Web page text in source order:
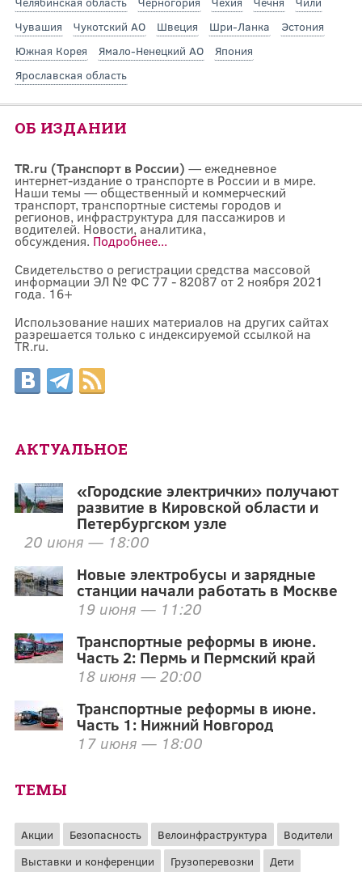
Чувашия
Чукотский АО Швеция Шри-Ланка
Эстония
Южная Корея
Ямало-Ненецкий АО
Япония
Ярославская область
ОБ ИЗДАНИИ
TR.ru (Транспорт в России) — ежедневное
интернет-издание о транспорте в России и в мире.
Наши темы — общественный и коммерческий
транспорт, транспортные системы городов и
регионов, инфраструктура для пассажиров и
водителей. Новости, аналитика,
обсуждения. Подробнее...
Свидетельство о регистрации средства массовой
информации ЭЛ № ФС 77 - 82087 от 2 ноября 2021
года. 16+
Использование наших материалов на других сайтах
разрешается только с индексируемой ссылкой на
TR.ru.
АКТУАЛЬНОЕ
«Городские электрички» получают
развитие в Кировской области и
Петербургском узле
20 июня — 18:00
Новые электробусы и зарядные
станции начали работать в Москве
19 июня — 11:20
Транспортные реформы в июне.
Часть 2: Пермь и Пермский край
18 июня — 20:00
Транспортные реформы в июне.
Часть 1: Нижний Новгород
17 июня — 18:00
ТЕМЫ
Акции Безопасность Велоинфраструктура
Водители
Выставки и конференции
Грузоперевозки Дети